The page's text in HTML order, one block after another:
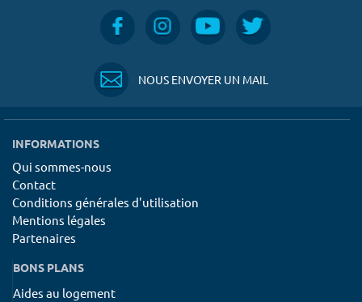
NOUS ENVOYER UN MAIL
INFORMATIONS
Qui sommes-nous
Contact
Conditions générales d'utilisation
Mentions légales
Partenaires
BONS PLANS
Aides au logement